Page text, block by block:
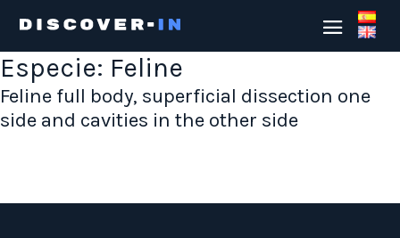
Especie: Feline
Feline full body, superficial dissection one
side and cavities in the other side